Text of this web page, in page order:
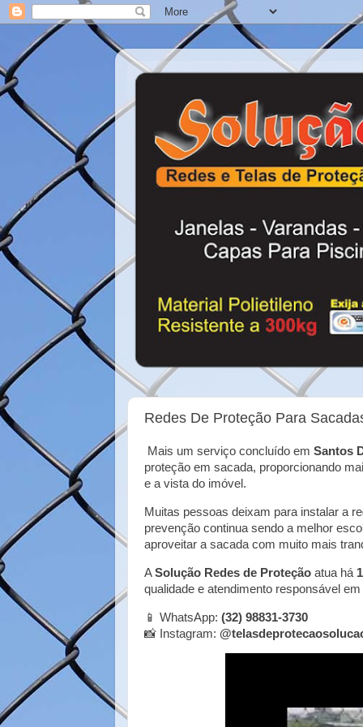
Redes De Proteção Para
Mais um serviço concluído em Santos
proteção em sacada, proporcionando
e a vista do imóvel.
Muitas pessoas deixam para instalar a
prevenção continua sendo a melhor
aproveitar a sacada com muito mais
ASolução Redes de Proteção atua há
qualidade e atendimento responsável
📱 WhatsApp: (32) 98831-3730
📸 Instagram: